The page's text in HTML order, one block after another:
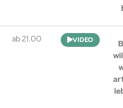
ab 21.00 VIDEO